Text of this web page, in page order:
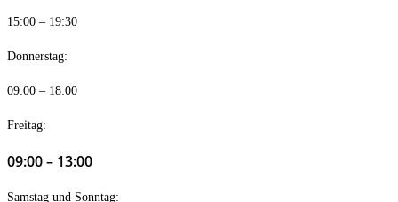
15:00 – 19:30
Donnerstag:
09:00 – 18:00
Freitag:
09:00 – 13:00
Samstag und Sonntag: